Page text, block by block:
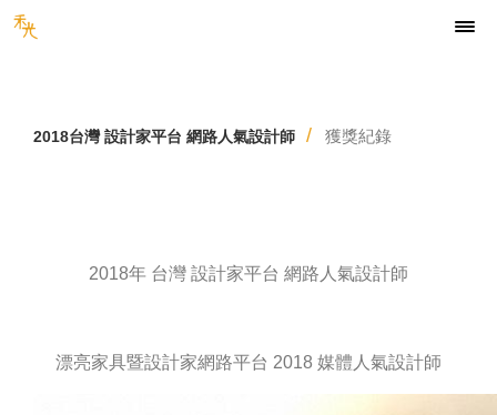
2018台灣 設計家平台 網路人氣設計師 獲獎紀錄
2018年 台灣 設計家平台 網路人氣設計師
漂亮家具暨設計家網路平台 2018 媒體人氣設計師